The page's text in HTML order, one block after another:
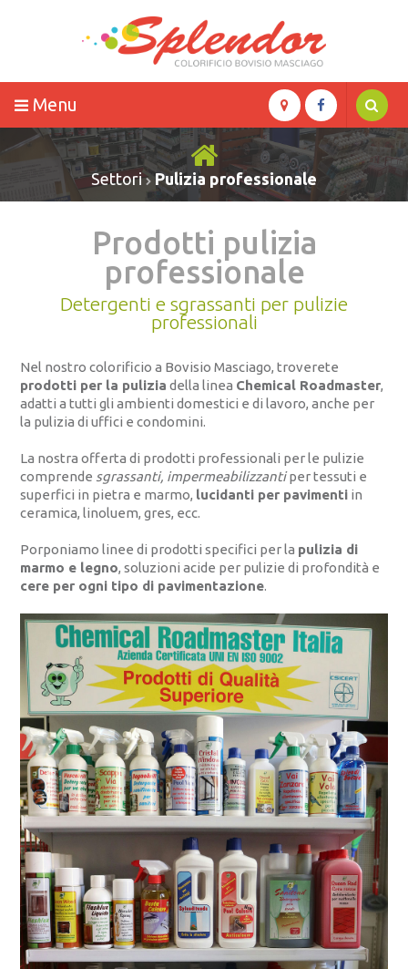
Menu
Settori Pulizia professionale
Prodotti pulizia
professionale
Detergenti e sgrassanti per pulizie
professionali
Nel nostro colorificio a Bovisio Masciago, troverete
prodotti per la pulizia della linea Chemical Roadmaster,
adatti a tutti gli ambienti domestici e di lavoro, anche per
la pulizia di uffici e condomini.
La nostra offerta di prodotti professionali per le pulizie
comprende sgrassanti, impermeabilizzantiper tessuti e
superfici in pietra e marmo, lucidanti per pavimenti in
ceramica, linoluem, gres, ecc.
Porponiamo linee di prodotti specifici per la pulizia di
marmo e legno, soluzioni acide per pulizie di profondità e
cere per ogni tipo di pavimentazione.